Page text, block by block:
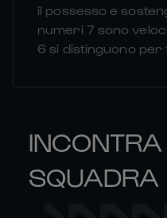
il possesso e
numeri 7 sono
6 si distinguono per
SQUADRA